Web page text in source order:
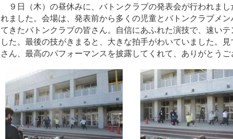
９日（木）の昼休みに、バトンクラブの発表会が行われま
れました。会場は、発表前から多くの児童とバトンクラブメ
てきたバトンクラブの皆さん。自信にあふれた演技で、速い
した。最後の技がきまると、大きな拍手がわいていました。
さん、最高のパフォーマンスを披露してくれて、ありがとうご